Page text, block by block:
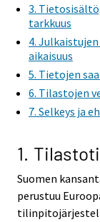
3.
tarkkuus
4.
aikaisuus
5. Tietojen
6. Tilastojen
7. Selkeys ja
1.
Suomen
perustuu